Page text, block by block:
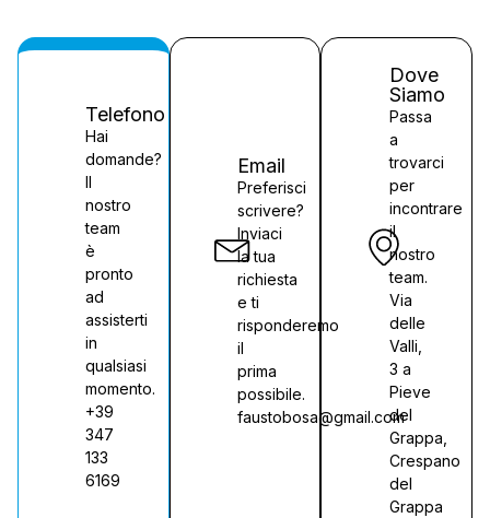
Telefono
Hai
domande?
Il
nostro
team
è
pronto
ad
assisterti
in
qualsiasi
momento.
+39
347
133
6169
Email
Preferisci
scrivere?
Inviaci
la tua
richiesta
e ti
risponderemo
il
prima
possibile.
faustobosa@gmail.com
Dove
Siamo
Passa
a
trovarci
per
incontrare
il
nostro
team.
Via
delle
Valli,
3 a
Pieve
del
Grappa,
Crespano
del
Grappa